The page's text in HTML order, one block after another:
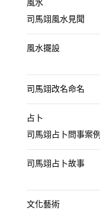
風水
司馬翊風水見聞
風水擺設
司馬翊改名命名
占卜
司馬翊占卜問事案例
司馬翊占卜故事
文化藝術